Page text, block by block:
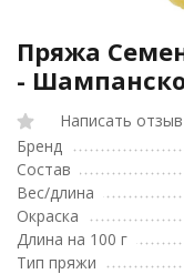
Пряжа
-
Написать отзыв
Бренд
Состав
Вес/длина
Окраска
Длина на 100 г
Тип пряжи